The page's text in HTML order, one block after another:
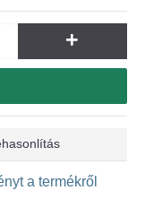
+
a termékről